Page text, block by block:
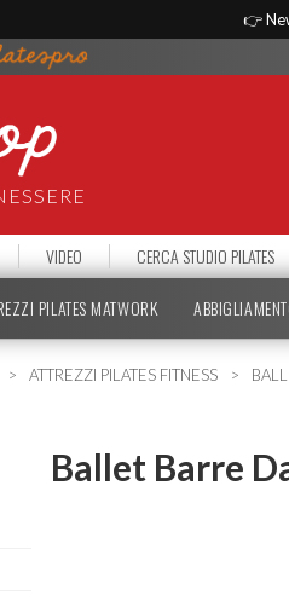
👉
VIDEO CERCA STUDIO PILATES
PILATES MATWORK
ATTREZZI PILATES FITNESS
Ballet Barre